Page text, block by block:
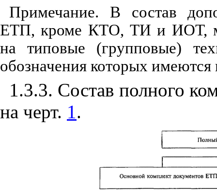
Примечание. В состав
ЕТП, кроме КТО, ТИ и ИОТ,
на типовые (групповые)
обозначения которых
1.3.3. Состав полного
на черт. 1.